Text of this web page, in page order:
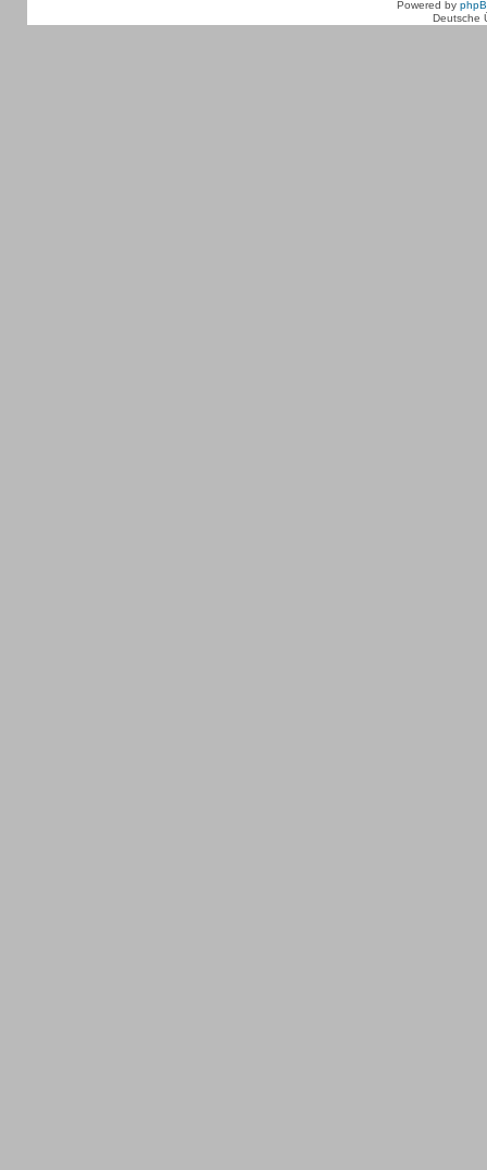
Powered by
Deutsche